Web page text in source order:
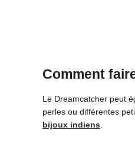
Comment
Le Dreamcatcher peut
perles ou différentes
bijoux indiens